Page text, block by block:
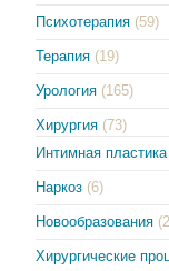
Психотерапия (59)
Терапия (19)
Урология (165)
Хирургия (73)
Интимная пластика
Наркоз (6)
Новообразования
Хирургические